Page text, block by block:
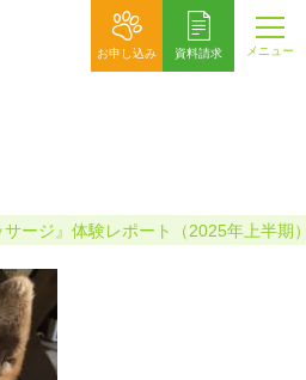
お申し込み 資料請求 メニュー
ージ』体験レポート（2025年上半期